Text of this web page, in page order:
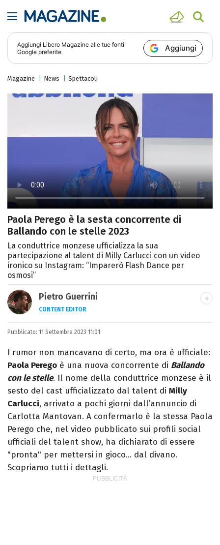
Aggiungi Libero Magazine alle tue fonti
Google preferite
Aggiungi
Magazine News Spettacoli
Paola Perego è la sesta concorrente di
Ballando con le stelle 2023
La conduttrice monzese ufficializza la sua
partecipazione al talent di Milly Carlucci con un video
ironico su Instagram: “Imparerò Flash Dance per
osmosi”
Pietro Guerrini
CONTENT EDITOR
Laurea in Lettere, smania di viaggi e
Pixar).
Pubblicato: 11 Settembre 2023 11:01
I rumor non mancavano di certo, ma ora è ufficiale:
Paola Perego è una nuova concorrente di Ballando
con le stelle. Il nome della conduttrice monzese è il
sesto del cast ufficializzato dal talent di Milly
Carlucci, arrivato a pochi giorni dall’annuncio di
Carlotta Mantovan. A confermarlo è la stessa Paola
Perego che, nel video pubblicato sui profili social
ufficiali del talent show, ha dichiarato di essere
"pronta" per mettersi in gioco… dal divano.
Scopriamo tutti i dettagli.